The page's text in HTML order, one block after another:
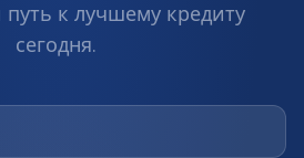
к лучшему кредиту
сегодня.